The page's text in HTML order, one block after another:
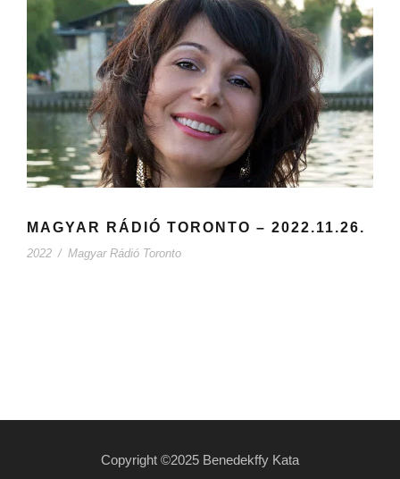
MAGYAR RÁDIÓ TORONTO – 2022.11.26.
2022 / Magyar Rádió Toronto
Copyright ©2025 Benedekffy Kata